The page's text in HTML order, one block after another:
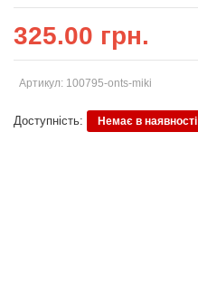
325.00 грн.
Артикул: 100795-onts-miki
Доступність: Немає в наявності